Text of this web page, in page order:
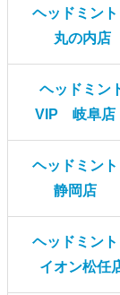
ヘッドミン
丸の内店
ヘッドミン
VIP 岐阜店
ヘッドミン
静岡店
ヘッドミン
イオン松任